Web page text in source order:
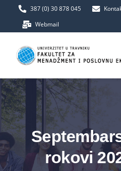
387 (0) 30 878 045
Webmail
Početna
Fakultet
Upis
rokovi